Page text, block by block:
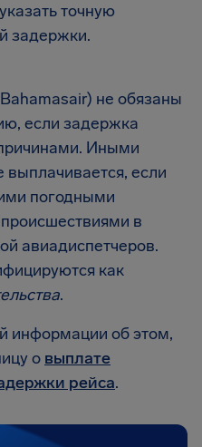
точную
задержки.
не обязаны
если задержка
Иными
если
погодными
в
авиадиспетчеров.
как
.
информации об этом,
о выплате
рейса.